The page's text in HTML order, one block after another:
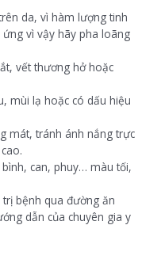
da, vì hàm lượng tinh
vì vậy hãy pha loãng
vết thương hở hoặc
mùi lạ hoặc có dấu hiệu
mát, tránh ánh nắng trực
can, phuy… màu tối,
bệnh qua đường ăn
dẫn của chuyên gia y